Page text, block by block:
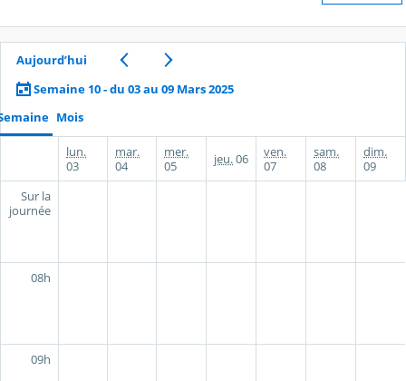
Aujourd’hui
Semaine 10 - du 03 au 09 Mars 2025
Mois
lun.
03
mar.
04
mer.
05
jeu.06
ven.
07
sam.
08
dim.
09
Sur la
journée
08h
09h